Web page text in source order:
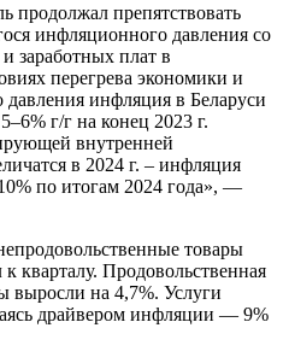
продолжал препятствовать
инфляционного давления со
заработных плат в
перегрева экономики и
инфляция в Беларуси
г/г на конец 2023 г.
внутренней
в 2024 г. – инфляция
по итогам 2024 года», —
товары
кварталу. Продовольственная
выросли на 4,7%. Услуги
драйвером инфляции — 9%